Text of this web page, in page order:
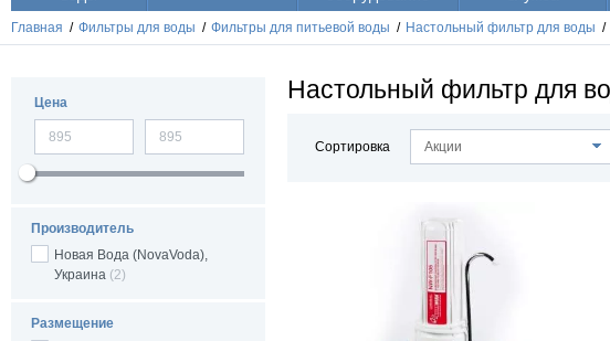
Главная / Фильтры для воды / Фильтры для питьевой воды / Настольный фильтр для воды /
Цена
Производитель
Новая Вода (NovaVoda),
Украина (2)
Размещение
Настольный фильтр для
Сортировка Акции